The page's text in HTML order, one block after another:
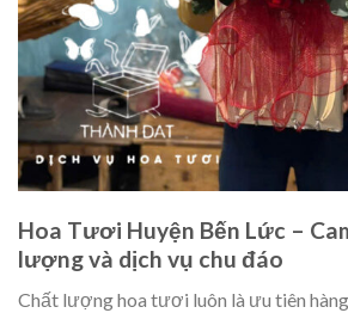
Hoa Tươi Huyện Bến Lức –
lượng và dịch vụ chu đáo
Chất lượng hoa tươi luôn là ưu tiên